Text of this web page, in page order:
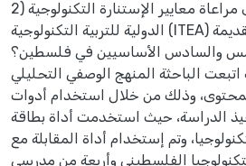
2) ما مدى مراعاة معايير الإستنارة التكنولوجية (STL) للرابطة
الدولية للتربية التكنولوجية (ITEA) في كتب التكنولوجيا القديمة
والسادس الأساسيين في فلسطين؟
الباحثة المنهج الوصفي التحليلي
وذلك من خلال استخدام أدوات
الدراسة، حيث استخدمت أداة بطاقة
وتم إستخدام أداة المقابلة مع
الفلسطيني وأربعة من مدرسي